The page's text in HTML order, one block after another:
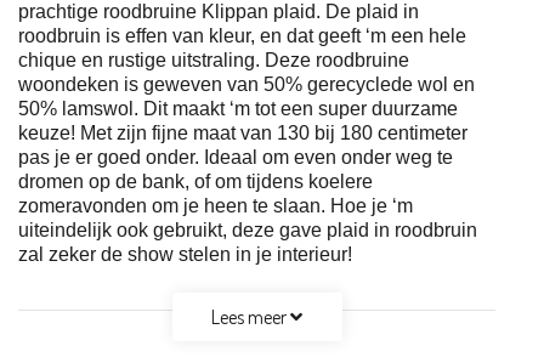
prachtige roodbruine Klippan plaid. De plaid in
roodbruin is effen van kleur, en dat geeft ‘m een hele
chique en rustige uitstraling. Deze roodbruine
woondeken is geweven van 50% gerecyclede wol en
50% lamswol. Dit maakt ‘m tot een super duurzame
keuze! Met zijn fijne maat van 130 bij 180 centimeter
pas je er goed onder. Ideaal om even onder weg te
dromen op de bank, of om tijdens koelere
zomeravonden om je heen te slaan. Hoe je ‘m
uiteindelijk ook gebruikt, deze gave plaid in roodbruin
zal zeker de show stelen in je interieur!
Lees meer